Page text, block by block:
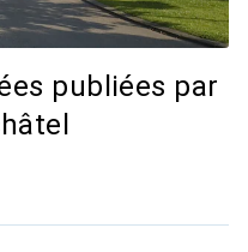
publiées par